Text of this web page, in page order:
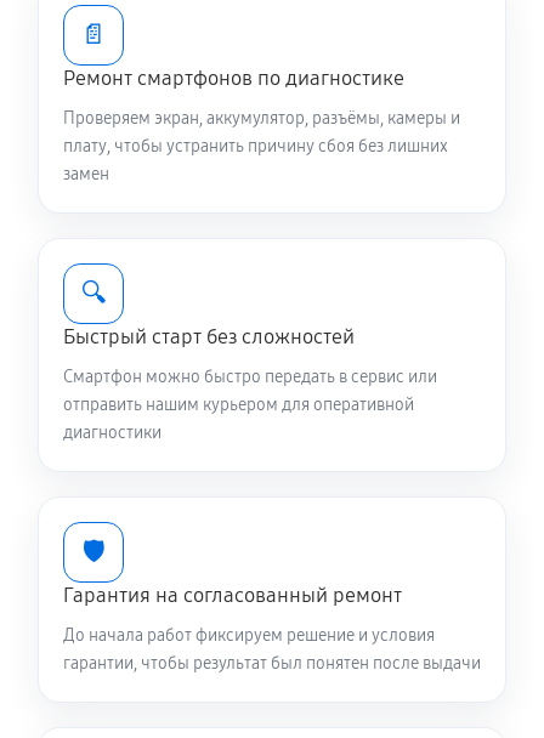
Чистка динамика и микрофонов (с разбором)
1610 руб 45 минут
Сбор/Разбор телефона Asus Zenfone Max (M2)
Замена разъема SIM телефона Asus Zenfone Max
(M2) ZB633KL 32GB
260 руб 20 минут
Замена полифонического динамика
Замена передней камеры
Замена элемента телефона Asus Zenfone Max (M2)
ZB633KL 32GB
📄
Ремонт смартфонов по диагностике
Проверяем экран, аккумулятор, разъёмы, камеры и
плату, чтобы устранить причину сбоя без лишних
замен
🔍
Быстрый старт без сложностей
Смартфон можно быстро передать в сервис или
отправить нашим курьером для оперативной
диагностики
🛡️
Гарантия на согласованный ремонт
До начала работ фиксируем решение и условия
гарантии, чтобы результат был понятен после выдачи